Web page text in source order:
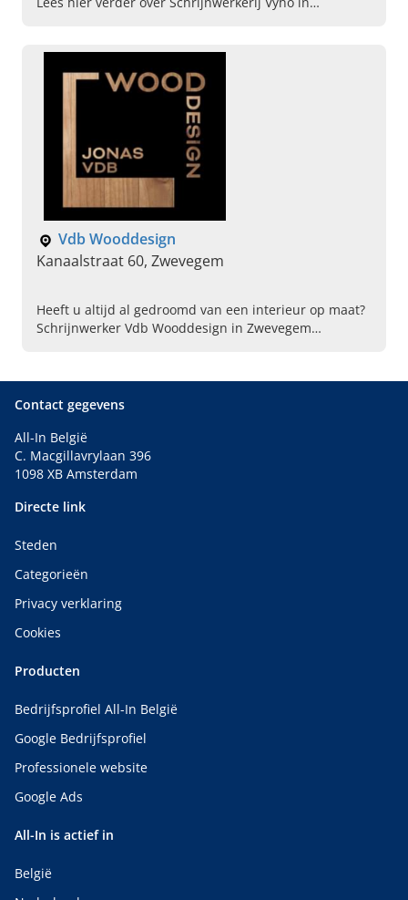
Vdb Wooddesign
Kanaalstraat 60, Zwevegem
Heeft u altijd al gedroomd van een interieur op maat?
Schrijnwerker Vdb Wooddesign in Zwevegem
Contact gegevens
All-In België
C. Macgillavrylaan 396
1098 XB Amsterdam
Directe link
Steden
Categorieën
Privacy verklaring
Cookies
Producten
Bedrijfsprofiel All-In België
Google Bedrijfsprofiel
Professionele website
Google Ads
All-In is actief in
België